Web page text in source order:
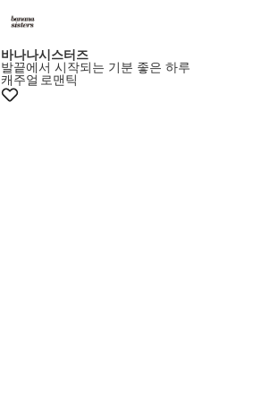
바나나시스터즈
발끝에서 시작되는 기분 좋은 하루
캐주얼 로맨틱